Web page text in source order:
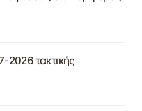
τακτικής